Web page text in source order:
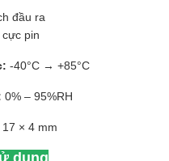
đầu ra
cực pin
-40°C → +85°C
0% – 95%RH
× 4 mm
dụng